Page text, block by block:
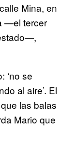
Mina, en
—el tercer
‘no se
al aire’. El
las balas
Mario que